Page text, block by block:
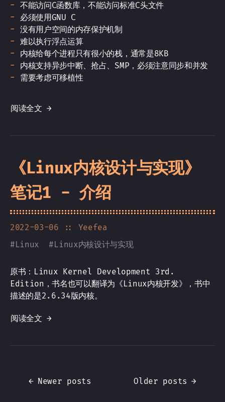
不能访问C函数库，不能访问标准C头文件
必须使用GNU C
没有用户空间的内存保护机制
难以执行浮点运算
内核给每个进程只有很小的栈，通常是8KB
内核支持异步中断、抢占、SMP，必须注意同步和并发
需要考虑可移植性
阅读全文 →
《Linux内核设计与实现》
笔记1 - 介绍
2022-03-06
:: Yeefea
# Linux # Linux内核设计与实现
原书：Linux Kernel Development 3rd.
Edition，书名也可以翻译为《Linux内核开发》，书中
描述的是2.6.34版内核。
阅读全文 →
← Newer posts Older posts →